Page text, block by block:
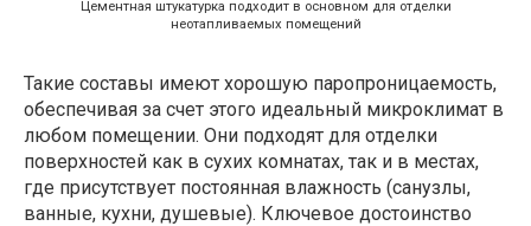
Цементная штукатурка подходит в основном для отделки
неотапливаемых помещений
Такие составы имеют хорошую паропроницаемость,
обеспечивая за счет этого идеальный микроклимат в
любом помещении. Они подходят для отделки
поверхностей как в сухих комнатах, так и в местах,
где присутствует постоянная влажность (санузлы,
ванные, кухни, душевые). Ключевое достоинство